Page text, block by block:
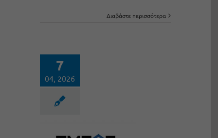
Διαβάστε περισσότερα
7
04, 2026